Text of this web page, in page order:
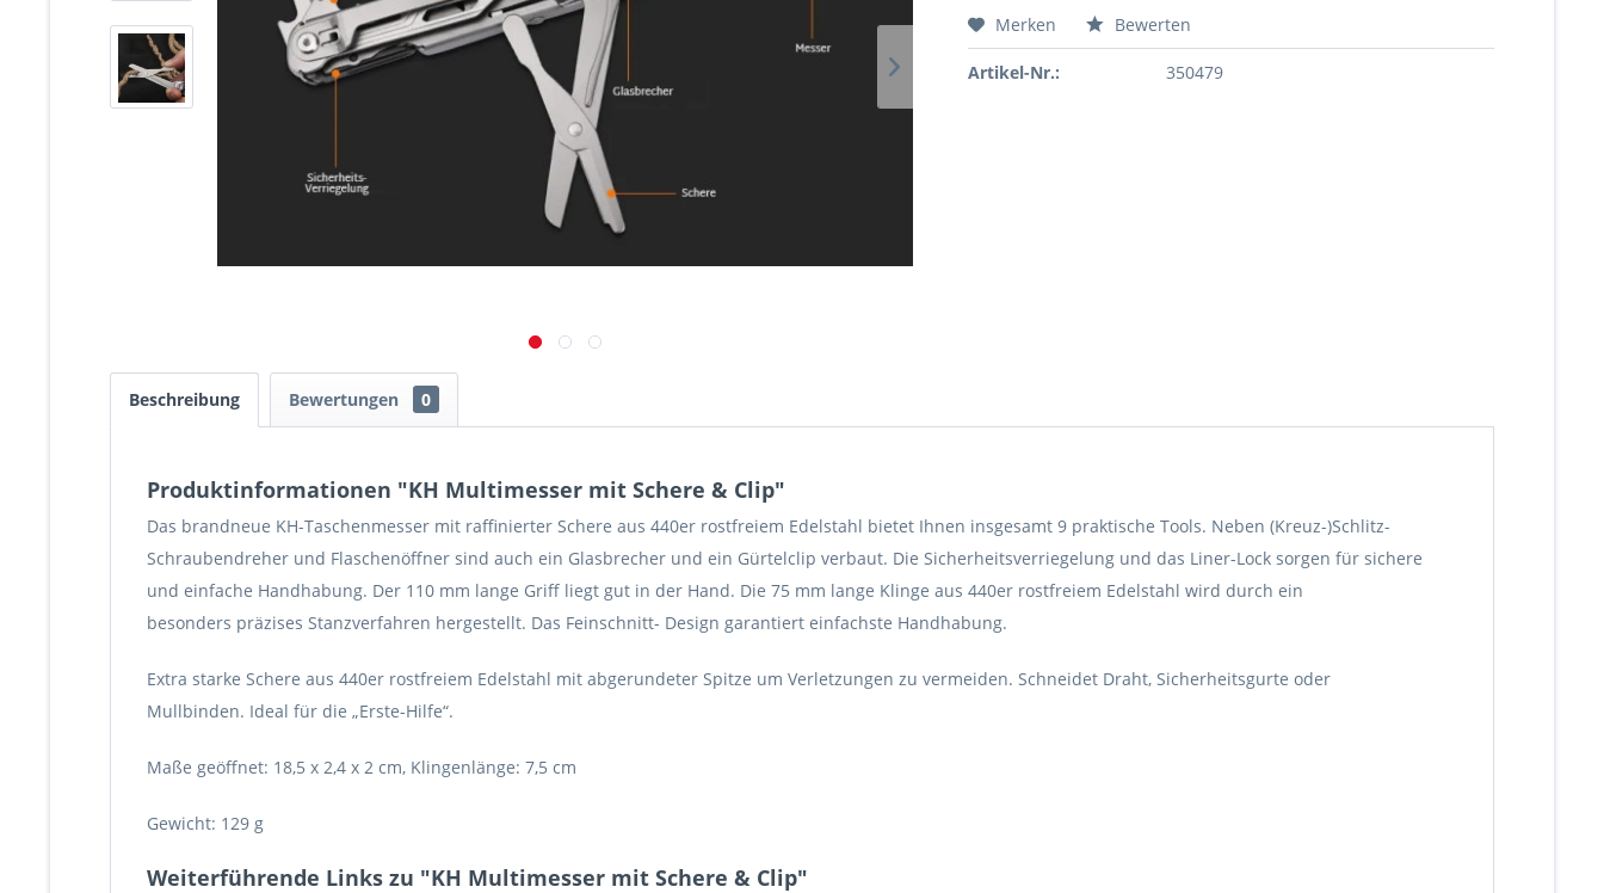
Merken Bewerten
Artikel-Nr.: 350479
Beschreibung Bewertungen 0
Produktinformationen "KH Multimesser mit Schere & Clip"
Das brandneue KH-Taschenmesser mit raffinierter Schere aus 440er rostfreiem Edelstahl bietet Ihnen insgesamt 9 praktische Tools. Neben (Kreuz-)Schlitz-
Schraubendreher und Flaschenöffner sind auch ein Glasbrecher und ein Gürtelclip verbaut. Die Sicherheitsverriegelung und das Liner-Lock sorgen für sichere
und einfache Handhabung. Der 110 mm lange Griff liegt gut in der Hand. Die 75 mm lange Klinge aus 440er rostfreiem Edelstahl wird durch ein
besonders präzises Stanzverfahren hergestellt. Das Feinschnitt- Design garantiert einfachste Handhabung.
Extra starke Schere aus 440er rostfreiem Edelstahl mit abgerundeter Spitze um Verletzungen zu vermeiden. Schneidet Draht, Sicherheitsgurte oder
Mullbinden. Ideal für die „Erste-Hilfe“.
Maße geöffnet: 18,5 x 2,4 x 2 cm, Klingenlänge: 7,5 cm
Gewicht: 129 g
Weiterführende Links zu "KH Multimesser mit Schere & Clip"